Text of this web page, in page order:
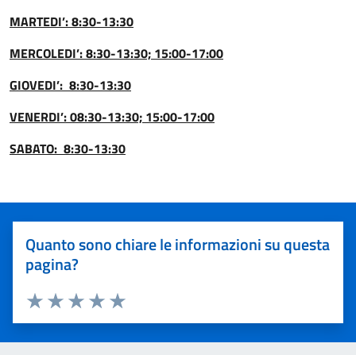
MARTEDI’:8:30-13:30
MERCOLEDI’:8:30-13:30; 15:00-17:00
GIOVEDI’: 8:30-13:30
VENERDI’: 08:30-13:30; 15:00-17:00
SABATO: 8:30-13:30
Quanto sono chiare le informazioni su questa
pagina?
Valuta 5 stelle su 5
Valuta 4 stelle su 5
Valuta 3 stelle su 5
Valuta 2 stelle su 5
Valuta 1 stelle su 5